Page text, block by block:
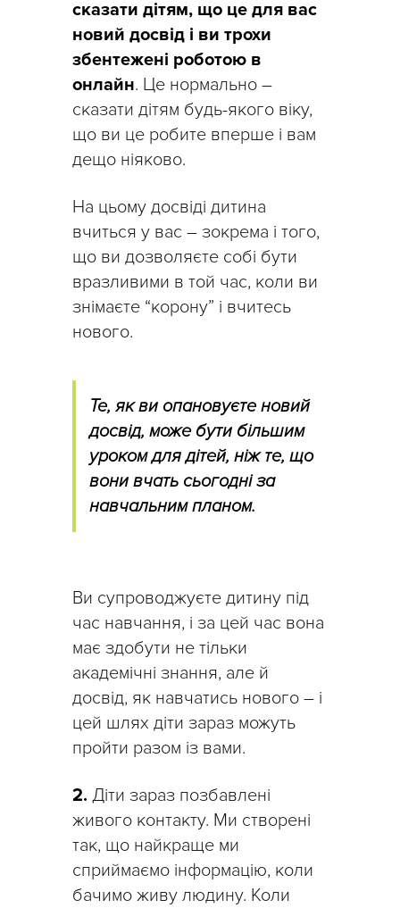
сказати дітям, що це для вас
новий досвід і ви трохи
збентежені роботою в
онлайн. Це нормально –
сказати дітям будь-якого віку,
що ви це робите вперше і вам
дещо ніяково.
На цьому досвіді дитина
вчиться у вас – зокрема і того,
що ви дозволяєте собі бути
вразливими в той час, коли ви
знімаєте “корону” і вчитесь
нового.
Те, як ви опановуєте новий
досвід, може бути більшим
уроком для дітей, ніж те, що
вони вчать сьогодні за
навчальним планом.
Ви супроводжуєте дитину під
час навчання, і за цей час вона
має здобути не тільки
академічні знання, але й
досвід, як навчатись нового – і
цей шлях діти зараз можуть
пройти разом із вами.
2. Діти зараз позбавлені
живого контакту. Ми створені
так, що найкраще ми
сприймаємо інформацію, коли
бачимо живу людину. Коли